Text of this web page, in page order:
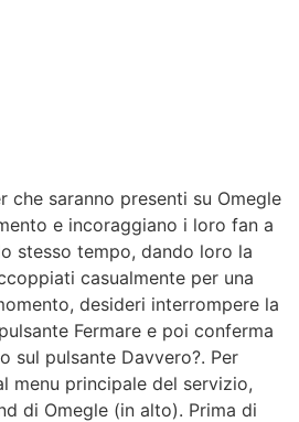
che saranno presenti su Omegle
e incoraggiano i loro fan a
stesso tempo, dando loro la
casualmente per una
desideri interrompere la
Fermare e poi conferma
sul pulsante Davvero?. Per
menu principale del servizio,
di Omegle (in alto). Prima di